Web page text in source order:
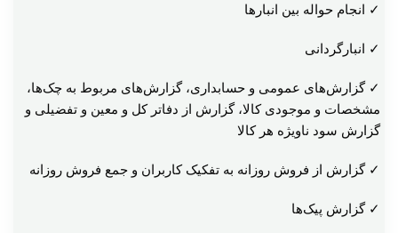
✓ انجام حواله بین انبارها
✓ انبارگردانی
✓ گزارش‌های عمومی و حسابداری، گزارش‌های مربوط به چک‌ها،
مشخصات و موجودی کالا، گزارش از دفاتر کل و معین و تفضیلی و
گزارش سود ناویژه هر کالا
✓ گزارش از فروش روزانه به تفکیک کاربران و جمع فروش روزانه
✓ گزارش پیک‌ها